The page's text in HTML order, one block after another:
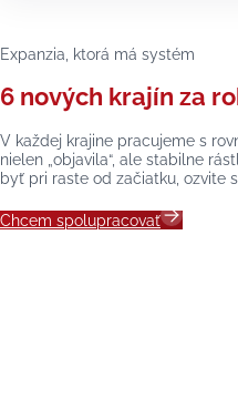
Expanzia, ktorá má systém
6 nových krajín za
V každej krajine pracujeme s
nielen „objavila“, ale stabilne
byť pri raste od začiatku, ozvite
Chcem spolupracovať